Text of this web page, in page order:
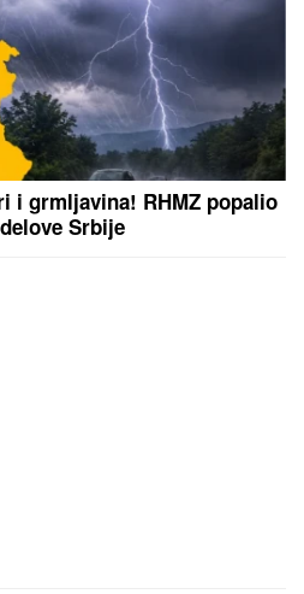
i grmljavina! RHMZ popalio
Srbije